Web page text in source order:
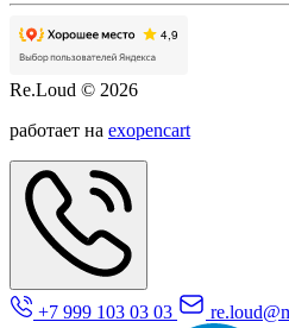
Re.Loud © 2026
работает на exopencart
+7 999 103 03 03